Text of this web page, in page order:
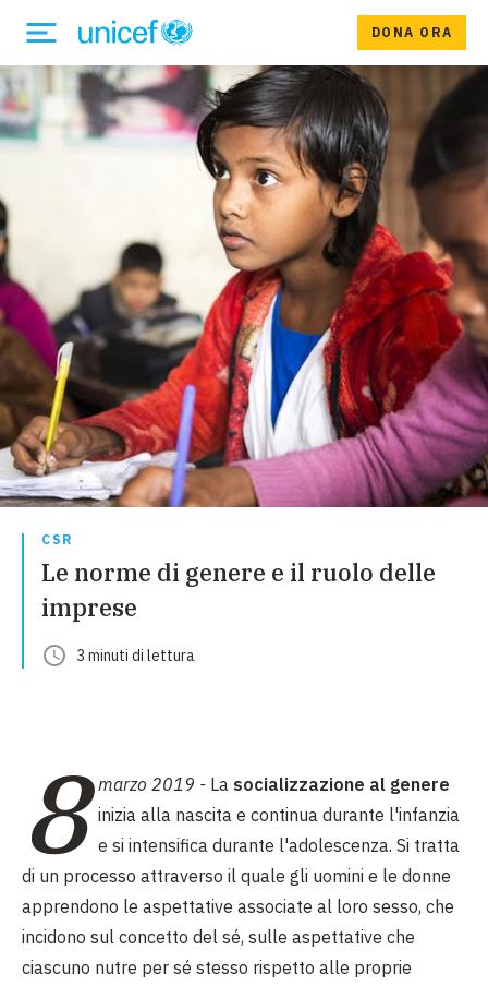
DONA ORA
CSR
Le norme di genere e il ruolo delle
imprese
3 minuti di lettura
8 marzo 2019 - La socializzazione al genere
inizia alla nascita e continua durante l'infanzia
e si intensifica durante l'adolescenza. Si tratta
di un processo attraverso il quale gli uomini e le donne
apprendono le aspettative associate al loro sesso, che
incidono sul concetto del sé, sulle aspettative che
ciascuno nutre per sé stesso rispetto alle proprie